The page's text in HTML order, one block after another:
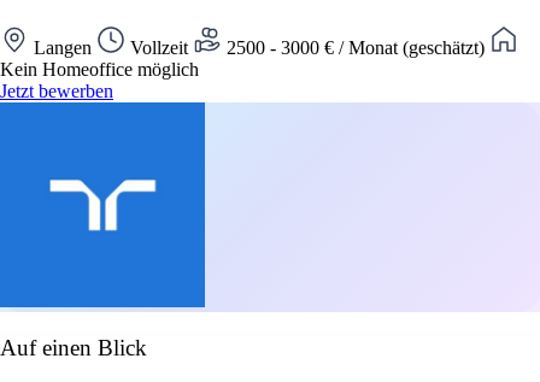
Langen Vollzeit
2500 - 3000 € / Monat (geschätzt)
Kein Homeoffice möglich
Jetzt bewerben
Auf einen Blick